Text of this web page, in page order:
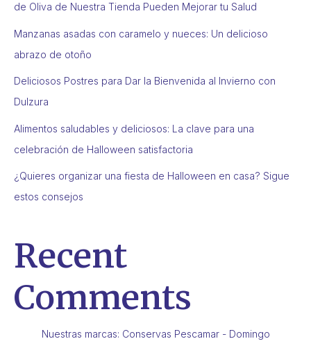
de Oliva de Nuestra Tienda Pueden Mejorar tu Salud
Manzanas asadas con caramelo y nueces: Un delicioso
abrazo de otoño
Deliciosos Postres para Dar la Bienvenida al Invierno con
Dulzura
Alimentos saludables y deliciosos: La clave para una
celebración de Halloween satisfactoria
¿Quieres organizar una fiesta de Halloween en casa? Sigue
estos consejos
Recent
Comments
Nuestras marcas: Conservas Pescamar - Domingo